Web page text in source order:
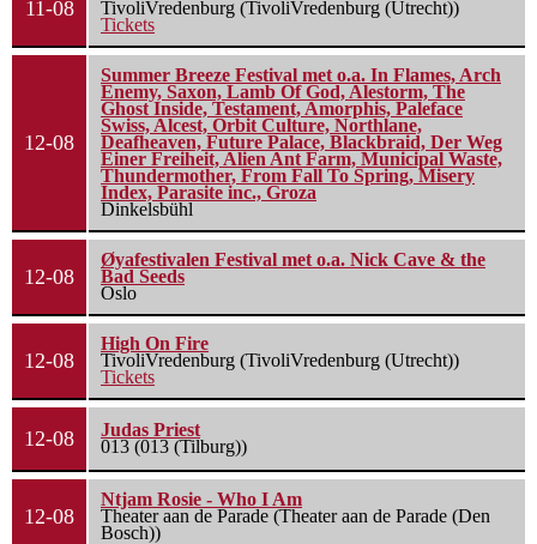
11-08
TivoliVredenburg (TivoliVredenburg (Utrecht))
Tickets
12-08
Summer Breeze Festival met o.a. In Flames, Arch
Enemy, Saxon, Lamb Of God, Alestorm, The
Ghost Inside, Testament, Amorphis, Paleface
Swiss, Alcest, Orbit Culture, Northlane,
Deafheaven, Future Palace, Blackbraid, Der Weg
Einer Freiheit, Alien Ant Farm, Municipal Waste,
Thundermother, From Fall To Spring, Misery
Index, Parasite inc., Groza
Dinkelsbühl
12-08
Øyafestivalen Festival met o.a. Nick Cave & the
Bad Seeds
Oslo
12-08
High On Fire
TivoliVredenburg (TivoliVredenburg (Utrecht))
Tickets
12-08
Judas Priest
013 (013 (Tilburg))
12-08
Ntjam Rosie - Who I Am
Theater aan de Parade (Theater aan de Parade (Den
Bosch))